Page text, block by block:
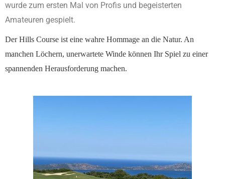
wurde zum ersten Mal von Profis und begeisterten
Amateuren gespielt.
Der Hills Course ist eine wahre Hommage an die Natur. An
manchen Löchern, unerwartete Winde können Ihr Spiel zu einer
spannenden Herausforderung machen.